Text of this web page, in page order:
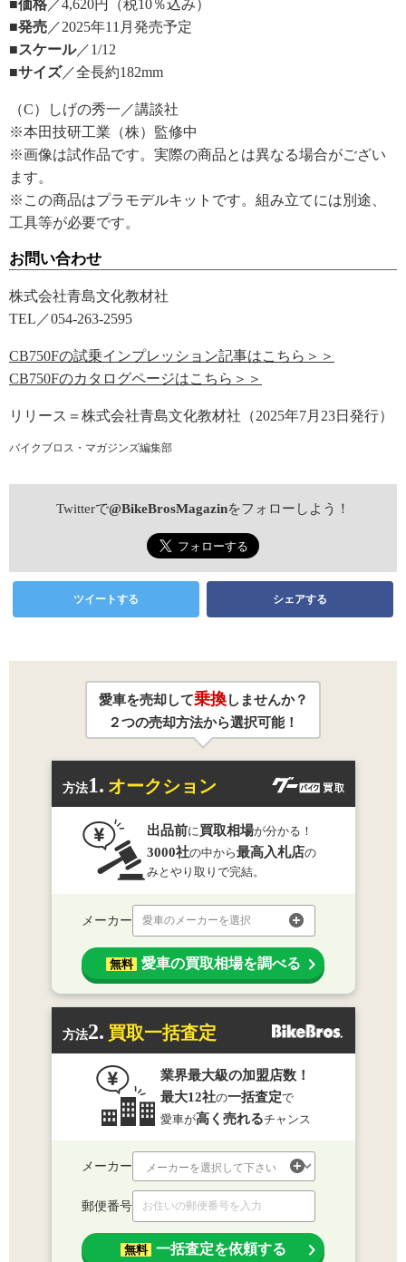
■価格 ／4,620円（税10％込み）
■発売 ／2025年11月発売予定
■スケール／1/12
■サイズ／全長約182mm
（C）しげの秀一／講談社
※本田技研工業（株）監修中
※画像は試作品です。実際の商品とは異なる場合がござい
ます。
※この商品はプラモデルキットです。組み立てには別途、
工具等が必要です。
お問い合わせ
株式会社青島文化教材社
TEL／054-263-2595
CB750Fの試乗インプレッション記事はこちら＞＞
CB750Fのカタログページはこちら＞＞
リリース＝株式会社青島文化教材社（2025年7月23日発行）
バイクブロス・マガジンズ編集部
Twitterで@BikeBrosMagazinをフォローしよう！
ツイートする シェアする
愛車を売却して乗換しませんか？
２つの売却方法から選択可能！
方法1. オークション
出品前に買取相場が分かる！
3000社の中から最高入札店の
みとやり取りで完結。
メーカー 愛車のメーカーを選択
無料 愛車の買取相場を調べる
方法2. 買取一括査定
業界最大級の加盟店数！
最大12社の一括査定で
愛車が高く売れるチャンス
メーカー
郵便番号
無料 一括査定を依頼する